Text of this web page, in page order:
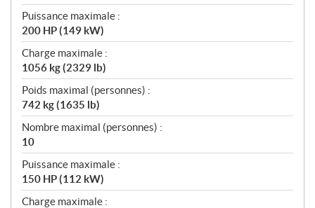
Puissance maximale :
200 HP (149 kW)
Charge maximale :
1056 kg (2329 lb)
Poids maximal (personnes) :
742 kg (1635 lb)
Nombre maximal (personnes) :
10
Puissance maximale :
150 HP (112 kW)
Charge maximale :